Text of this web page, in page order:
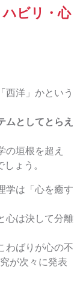
ビリ・心
西洋」かという
ムとしてとらえ
の垣根を超え
ょう。
学は「心を癒す
心は決して分離
わばりが心の不
が次々に発表